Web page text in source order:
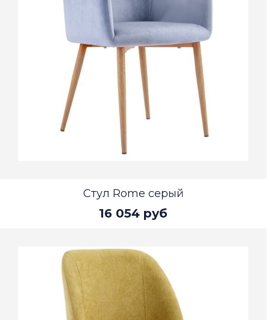
Стул Rome серый
16 054 руб